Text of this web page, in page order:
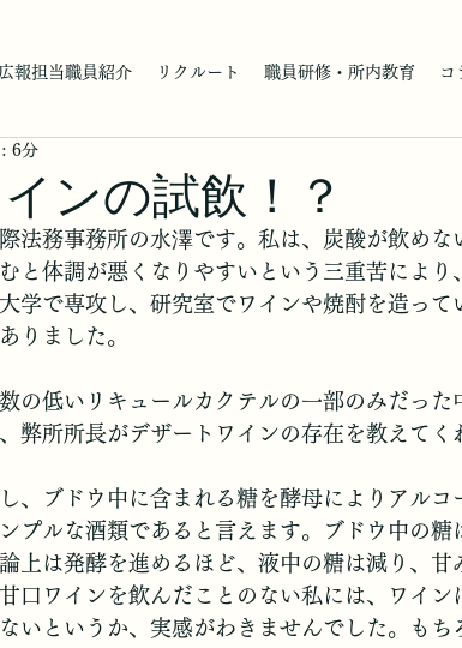
広報担当職員紹介 リクルート 職員研修・所内教育 コ
ンの試飲！？
6分
法務事務所の水澤です。私は、炭酸が飲めな
と体調が悪くなりやすいという三重苦により
学で専攻し、研究室でワインや焼酎を造って
りました。
の低いリキュールカクテルの一部のみだった
弊所所長がデザートワインの存在を教えてく
、ブドウ中に含まれる糖を酵母によりアルコ
プルな酒類であると言えます。ブドウ中の糖
上は発酵を進めるほど、液中の糖は減り、甘
口ワインを飲んだことのない私には、ワイン
いというか、実感がわきませんでした。もち